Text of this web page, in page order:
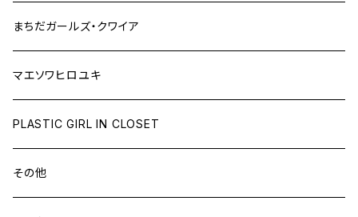
まちだガールズ・クワイア
マエソワヒロユキ
PLASTIC GIRL IN CLOSET
その他